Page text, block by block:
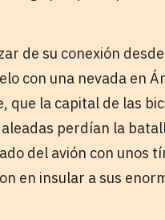
de su conexión
con una nevada en
que la capital de las
perdían la
del avión con unos
en insular a sus